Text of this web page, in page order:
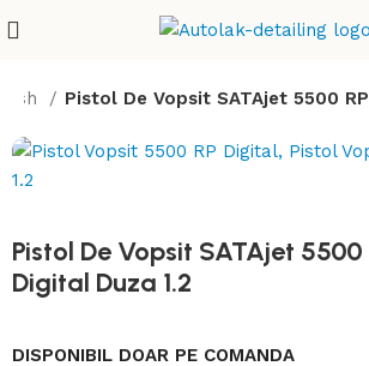
Pistol De Vopsit SATAjet 5500
Pistol De Vopsit SATAjet 5500
Digital Duza 1.2
DISPONIBIL DOAR PE COMANDA